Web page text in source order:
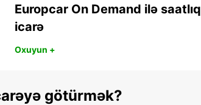
Europcar On Demand ilə saatlıq
icarə
Oxuyun +
götürmək?